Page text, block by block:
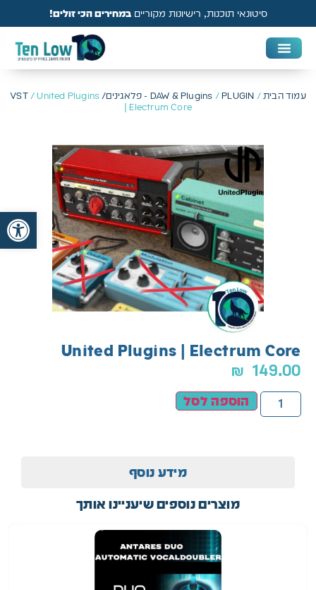
סיטונאי תוכנות, רישיונות מקורייםבמחירים הכי זולים!
עמוד הבית/
DAW & Plugins /PLUGIN - פלאגינים/ VST
/ United Plugins
| Electrum Core
United Plugins | Electrum Core
₪ 149.00
הוספה לסל
מידע נוסף
מוצרים נוספים שיעניינו אותך